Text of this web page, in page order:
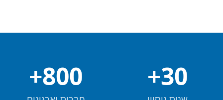
30
+
800
+